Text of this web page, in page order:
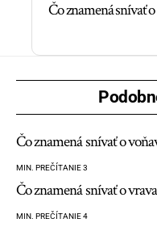
Čo znamená snívať
Čo znamená snívať o
MIN. PREČÍTANIE 3
Čo znamená snívať o vrava
MIN. PREČÍTANIE 4